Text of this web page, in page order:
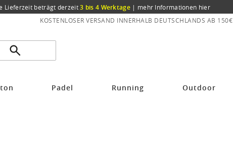
Lieferzeit beträgt derzeit3 bis 4 Werktage | mehr Informationen hier
KOSTENLOSER VERSAND INNERHALB DEUTSCHLANDS AB 150€
Padel Running Outdoor